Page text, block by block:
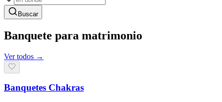
Buscar
Banquete para matrimonio
Ver todos →
Banquetes Chakras